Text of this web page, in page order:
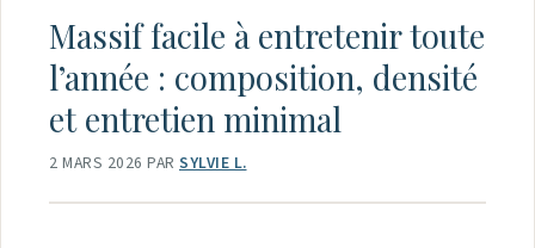
Massif facile à entretenir toute
l’année : composition, densité
et entretien minimal
2 MARS 2026 PAR SYLVIE L.